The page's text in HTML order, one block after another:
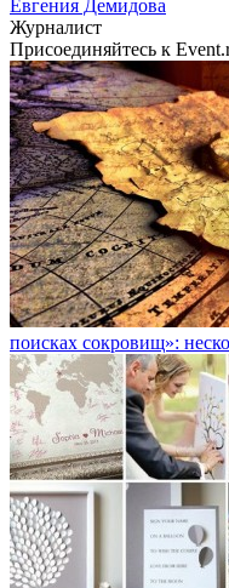
Евгения Демидова
Журналист
Присоединяйтесь к
поисках сокровищ»: